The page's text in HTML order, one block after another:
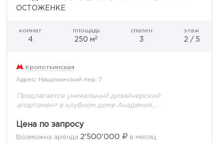
ОСТОЖЕНКЕ
комнат
4
площадь
250 м2
спален
3
этаж
2 / 5
Кропоткинская
Адрес: Нащокинский пер. 7
Предлагается уникальный дизайнерский
апартамент в клубном доме Академия.
включает в себя: кухню-столовую, которая отделена
от просторной гостиной, приватную зону,
Цена по запросу
Возможна аренда 2'500'000 в месяц